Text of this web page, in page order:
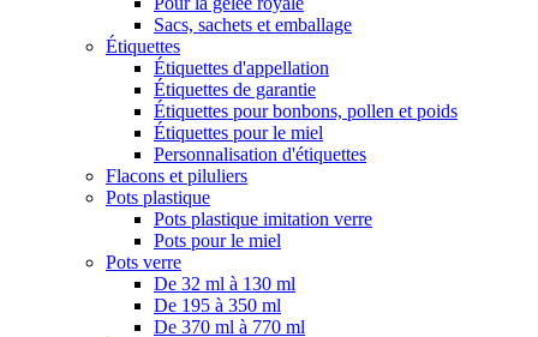
Sacs, sachets et emballage
Étiquettes
Étiquettes d'appellation
Étiquettes de garantie
Étiquettes pour bonbons, pollen et poids
Étiquettes pour le miel
Personnalisation d'étiquettes
Flacons et piluliers
Pots plastique
Pots plastique imitation verre
Pots pour le miel
Pots verre
De 32 ml à 130 ml
De 195 à 350 ml
De 370 ml à 770 ml